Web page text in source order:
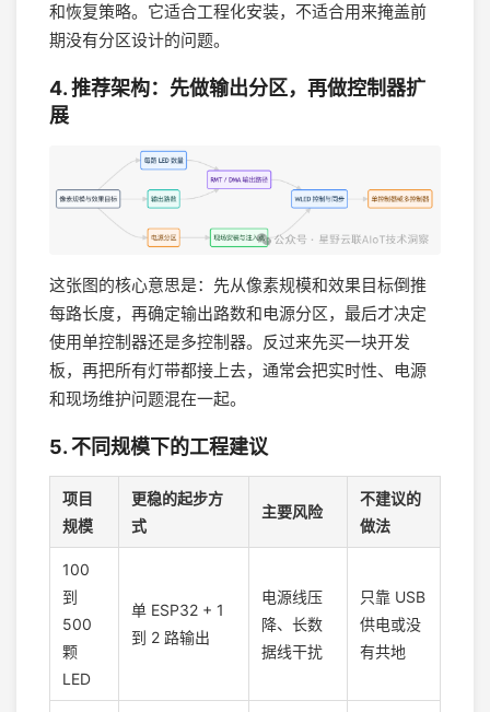
和恢复策略。它适合工程化安装，不适合用来掩盖前
期没有分区设计的问题。
4. 推荐架构：先做输出分区，再做控制器扩
展
这张图的核心意思是：先从像素规模和效果目标倒推
每路长度，再确定输出路数和电源分区，最后才决定
使用单控制器还是多控制器。反过来先买一块开发
板，再把所有灯带都接上去，通常会把实时性、电源
和现场维护问题混在一起。
5. 不同规模下的工程建议
项目
规模
更稳的起步方
式
主要风险
不建议的
做法
100
到
500
颗
LED
单 ESP32 + 1
到 2 路输出
电源线压
降、长数
据线干扰
只靠 USB
供电或没
有共地